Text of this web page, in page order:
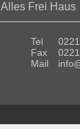
Alles Frei Haus
Tel
Fax
Mail